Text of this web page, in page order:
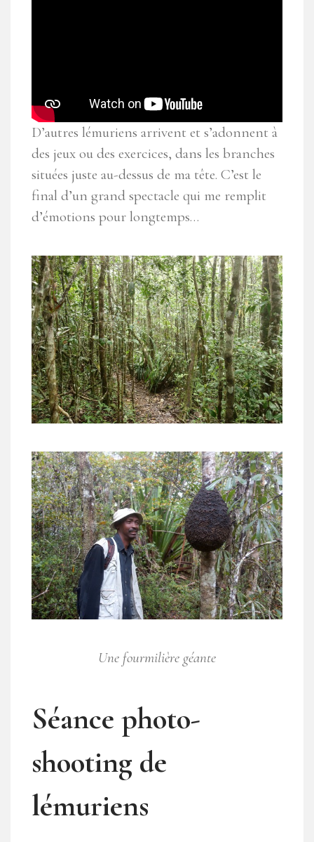
D’autres lémuriens arrivent et s’adonnent à
des jeux ou des exercices, dans les branches
situées juste au-dessus de ma tête. C’est le
final d’un grand spectacle qui me remplit
d’émotions pour longtemps…
Une fourmilière géante
Séance photo-
shooting de
lémuriens